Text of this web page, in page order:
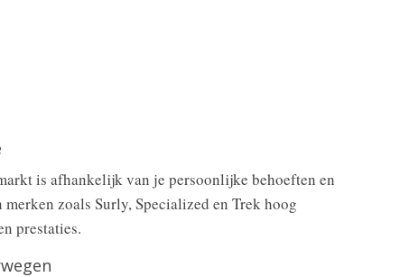
is afhankelijk van je persoonlijke behoeften en
zoals Surly, Specialized en Trek hoog
prestaties.